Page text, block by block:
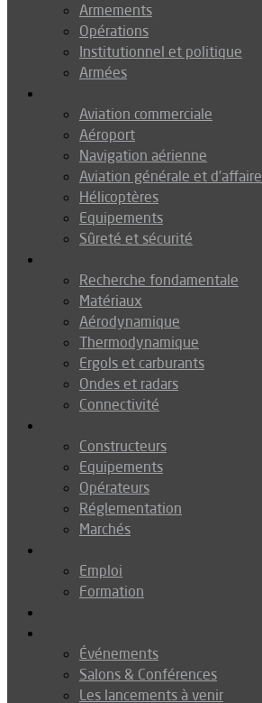
Armements
Opérations
Institutionnel et politique
Armées
Aviation commerciale
Aéroport
Navigation aérienne
Aviation générale et d’affaire
Hélicoptères
Equipements
Sûreté et sécurité
Recherche fondamentale
Matériaux
Aérodynamique
Thermodynamique
Ergols et carburants
Ondes et radars
Connectivité
Constructeurs
Equipements
Opérateurs
Réglementation
Marchés
Emploi
Formation
Événements
Salons & Conférences
Les lancements à venir